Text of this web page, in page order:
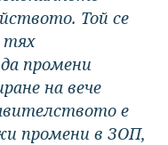
Той се
тях
промени
на вече
е
промени в ЗОП,